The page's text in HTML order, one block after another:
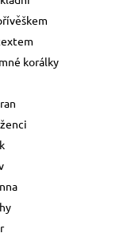
korálky